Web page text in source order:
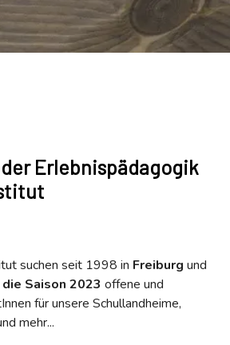
Erlebnispädagogik
suchen seit 1998 in Freiburg und
Saison 2023 offene und
für unsere Schullandheime,
mehr...